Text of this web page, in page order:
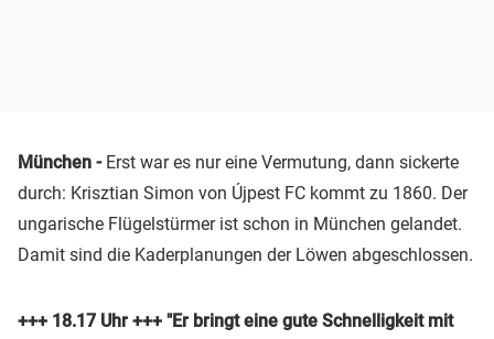
München - Erst war es nur eine Vermutung, dann sickerte
durch: Krisztian Simon von Újpest FC kommt zu 1860. Der
ungarische Flügelstürmer ist schon in München gelandet.
Damit sind die Kaderplanungen der Löwen abgeschlossen.
+++ 18.17 Uhr +++ "Er bringt eine gute Schnelligkeit mit